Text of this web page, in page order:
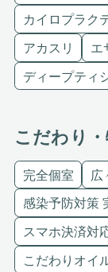
カイロプラク
アカスリ
エ
ディープティ
こだわり
完全個室 広
感染予防対策
スマホ決済対
こだわりオイ